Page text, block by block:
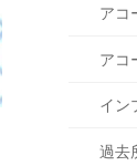
アコ
アコ
イン
過去